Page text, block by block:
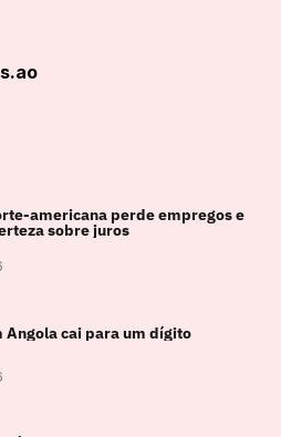
americana perde empregos e
sobre juros
Angola cai para um dígito